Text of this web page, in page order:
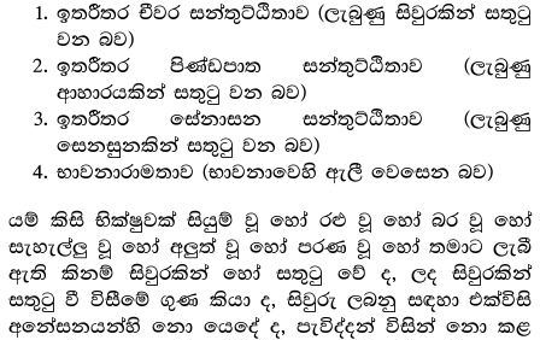
ඉතරීතර චීවර සන්තුට්ඨිතාව (ලැබුණු සිවුරකින් සතුටු
වන බව)
ඉතරීතර පිණ්ඩපාත සන්තුට්ඨිතාව (ලැබුණු
ආහාරයකින් සතුටු වන බව)
ඉතරීතර සේනාසන සන්තුට්ඨිතාව (ලැබුණු
සෙනසුනකින් සතුටු වන බව)
භාවනාරාමතාව (භාවනාවෙහි ඇලී වෙසෙන බව)
යම් කිසි භික්ෂුවක් සියුම් වූ හෝ රළු වූ හෝ බර වූ හෝ
සැහැල්ලු වූ හෝ අලුත් වූ හෝ පරණ වූ හෝ තමාට ලැබී
ඇති කිනම් සිවුරකින් හෝ සතුටු වේ ද, ලද සිවුරකින්
සතුටු වී විසීමේ ගුණ කියා ද, සිවුරු ලබනු සඳහා එක්විසි
අනේසනයන්හි නො යෙදේ ද, පැවිද්දන් විසින් නො කළ